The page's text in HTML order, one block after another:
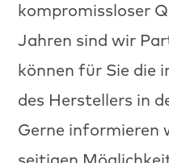
kom­pro­miss­los­er
Jahren sind wir
kön­nen für Sie die
des Her­stellers in
Gerne informieren